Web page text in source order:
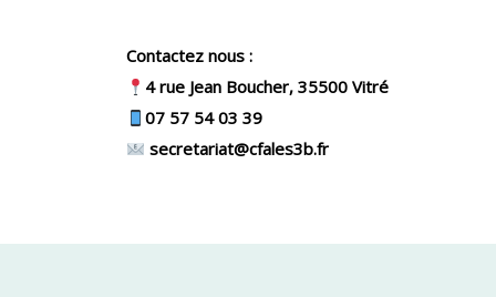
Contactez nous :
4 rue Jean Boucher, 35500 Vitré
07 57 54 03 39
secretariat@cfales3b.fr